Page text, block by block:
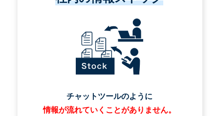
チャットツールのように
情報が流れていくことがありません。